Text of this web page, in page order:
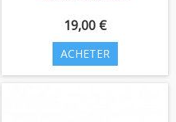
19,00 €
ACHETER